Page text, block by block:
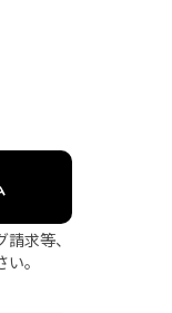
求等、
。